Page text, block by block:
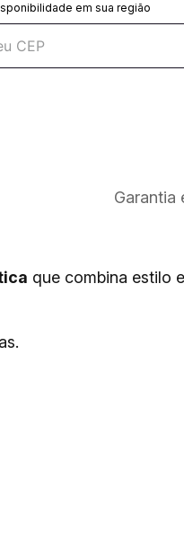
em sua região
Garantia
que combina estilo